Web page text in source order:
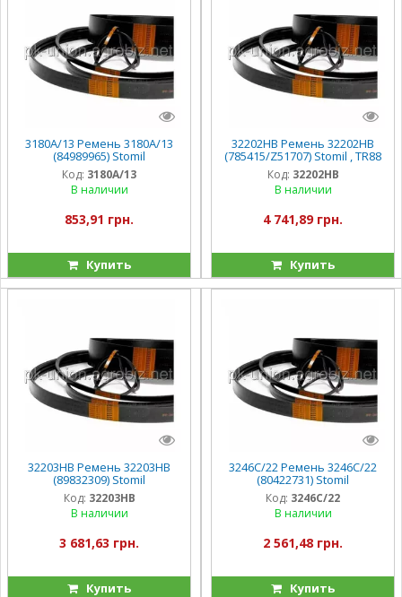
3180A/13 Ремень 3180A/13
(84989965) Stomil
Код: 3180A/13
В наличии
853,91 грн.
Купить
32202HB Ремень 32202HB
(785415/Z51707) Stomil , TR88
Код: 32202HB
В наличии
4 741,89 грн.
Купить
32203HB Ремень 32203HB
(89832309) Stomil
Код: 32203HB
В наличии
3 681,63 грн.
Купить
3246C/22 Ремень 3246C/22
(80422731) Stomil
Код: 3246C/22
В наличии
2 561,48 грн.
Купить